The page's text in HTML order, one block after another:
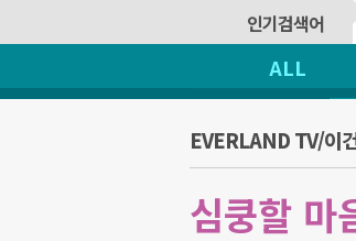
ALL
EVERLAND TV/이
심쿵할